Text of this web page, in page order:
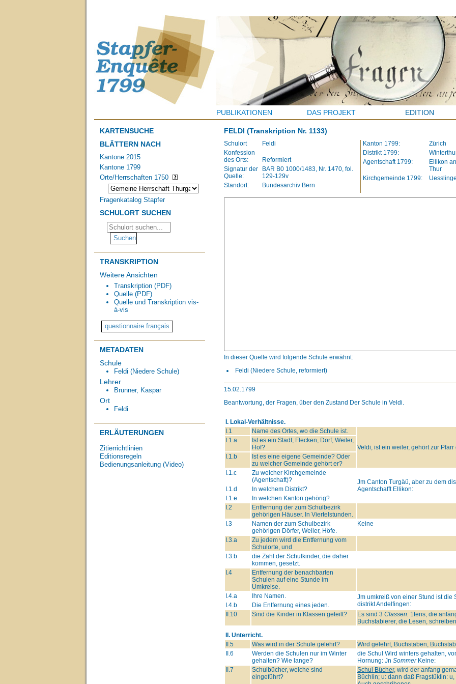
PUBLIKATIONEN DAS PROJEKT EDITION
KARTENSUCHE
BLÄTTERN NACH
Kantone 2015
Kantone 1799
Orte/Herrschaften 1750
Fragenkatalog Stapfer
SCHULORT SUCHEN
TRANSKRIPTION
Weitere Ansichten
Transkription (PDF)
Quelle (PDF)
Quelle und Transkription vis-
à-vis
METADATEN
Schule
Feldi (Niedere Schule)
Lehrer
Brunner, Kaspar
Ort
Feldi
ERLÄUTERUNGEN
Zitierrichtlinien
Editionsregeln
Bedienungsanleitung (Video)
FELDI (Transkription Nr. 1133)
Schulort
Feldi
Konfession
des Orts:
Reformiert
Signatur der
Quelle:
BAR B0 1000/1483, Nr. 1470, fol.
129-129v
Standort:
Bundesarchiv Bern
Kanton 1799:
Zürich
Distrikt 1799:
Agentschaft 1799:
Ellikon
Thur
Kirchgemeinde 1799:
In dieser Quelle wird folgende Schule erwähnt:
Feldi (Niedere Schule, reformiert)
15.02.1799
Beantwortung, der Fragen, über den Zustand Der Schule in Veldi.
I. Lokal-Verhältnisse.
I.1
Name des Ortes, wo die Schule ist.
Veldi, ist ein weiler, gehört zur
I.1.a
Ist es ein Stadt, Flecken, Dorf, Weiler,
Hof?
I.1.b
Ist es eine eigene Gemeinde? Oder
zu welcher Gemeinde gehört er?
I.1.c
Zu welcher Kirchgemeinde
(Agentschaft)?
Jm Canton Turgäü, aber zu dem
Agentschafft Ellikon:
I.1.d
In welchem Distrikt?
I.1.e
In welchen Kanton gehörig?
I.2
Entfernung der zum Schulbezirk
gehörigen Häuser. In Viertelstunden.
I.3
Namen der zum Schulbezirk
gehörigen Dörfer, Weiler, Höfe.
Keine
I.3.a
Zu jedem wird die Entfernung vom
Schulorte, und
I.3.b
die Zahl der Schulkinder, die daher
kommen, gesetzt.
I.4
Entfernung der benachbarten
Schulen auf eine Stunde im
Umkreise.
I.4.a
Ihre Namen.
Jm umkreiß von einer Stund ist die
distrikt Andelfingen:
I.4.b
Die Entfernung eines jeden.
II.10
Sind die Kinder in Klassen geteilt? Es sind 3 Classen:1tens, die
Buchstabierer, die Lesen,
II. Unterricht.
II.5
Was wird in der Schule gelehrt?
Wird gelehrt, Buchstaben,
II.6
Werden die Schulen nur im Winter
gehalten? Wie lange?
die Schul Wird winters gehalten,
Hornung: Jn SommerKeine:
II.7
Schulbücher, welche sind
eingeführt?
Schul Bücher, wird der anfang
Büchlin; u: dann daß Fragstüklin: